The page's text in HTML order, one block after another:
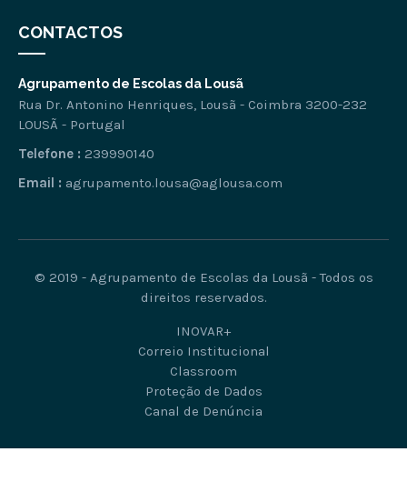
CONTACTOS
Agrupamento de Escolas da Lousã
Rua Dr. Antonino Henriques, Lousã - Coimbra 3200-232
LOUSÃ - Portugal
Telefone : 239990140
Email : agrupamento.lousa@aglousa.com
© 2019 - Agrupamento de Escolas da Lousã - Todos os
direitos reservados.
INOVAR+
Correio Institucional
Classroom
Proteção de Dados
Canal de Denúncia